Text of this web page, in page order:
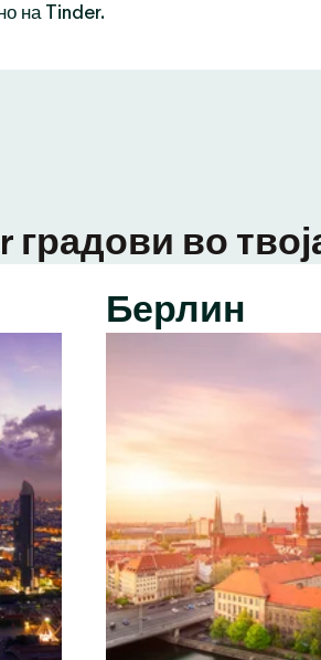
на Tinder.
во
Берлин